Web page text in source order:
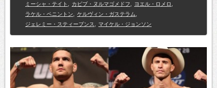
ミーシャ・テイト
カビブ・ヌルマゴメドフ ヨエル・ロメロ
ラケル・ペニントン
ケルヴィン・ガステラム
ジェレミー・スティーブンス
マイケル・ジョンソン